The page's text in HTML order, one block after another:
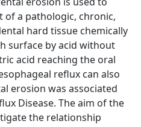
of a pathologic, chronic,
hard tissue chemically
surface by acid without
acid reaching the oral
reflux can also
erosion was associated
Disease. The aim of the
the relationship